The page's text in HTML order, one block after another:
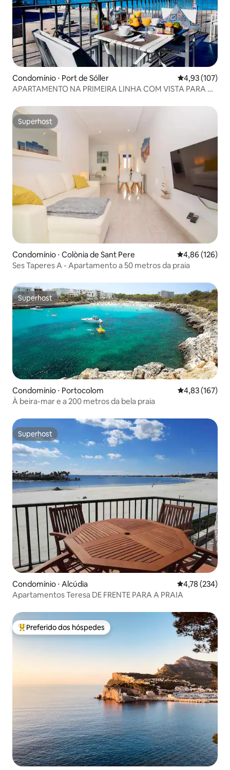
Condomínio ⋅ Port de Sóller 4,93 de uma
4,93 (107)
APARTAMENTO NA PRIMEIRA LINHA COM VISTA PARA O
Superhost
Superhost
Condomínio ⋅ Colònia de Sant Pere 4,86 de uma
4,86 (126)
Ses Taperes A - Apartamento a 50 metros da praia
Superhost
Superhost
Condomínio ⋅ Portocolom 4,83 de uma
4,83 (167)
À beira-mar e a 200 metros da bela praia
Superhost
Superhost
Condomínio ⋅ Alcúdia 4,78 de uma
4,78 (234)
Apartamentos Teresa DE FRENTE PARA A PRAIA
Entre os melhores preferidos dos hóspedes
Preferido dos hóspedes